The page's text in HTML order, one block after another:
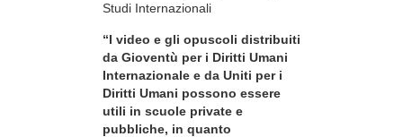
Studi Internazionali
“I video e gli opuscoli distribuiti
da Gioventù per i Diritti Umani
Internazionale e da Uniti per i
Diritti Umani possono essere
utili in scuole private e
pubbliche, in quanto